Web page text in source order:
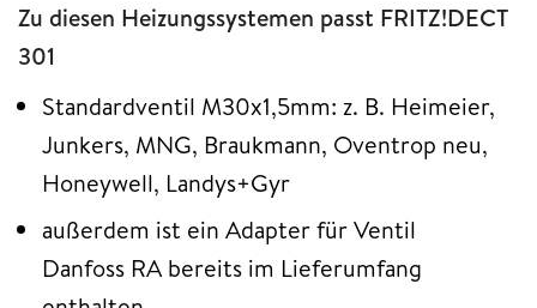
Zu diesen Heizungssystemen passt FRITZ!DECT
301
Standardventil M30x1,5mm: z. B. Heimeier,
Junkers, MNG, Braukmann, Oventrop neu,
Honeywell, Landys+Gyr
außerdem ist ein Adapter für Ventil
Danfoss RA bereits im Lieferumfang